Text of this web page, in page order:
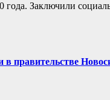
Заключили
правительстве